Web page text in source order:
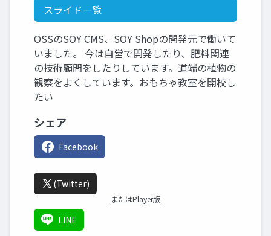
スライド一覧
OSSのSOY CMS、SOY Shopの開発元で働いて
いました。 今は自営で開発したり、肥料関連
の技術顧問をしたりしています。道端の植物の
観察をよくしています。おもちゃ教室を開校し
たい
シェア
Facebook
(Twitter)
またはPlayer版
LINE